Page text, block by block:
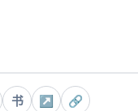
书 ↗ 🔗